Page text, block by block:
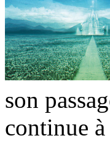
son
continue